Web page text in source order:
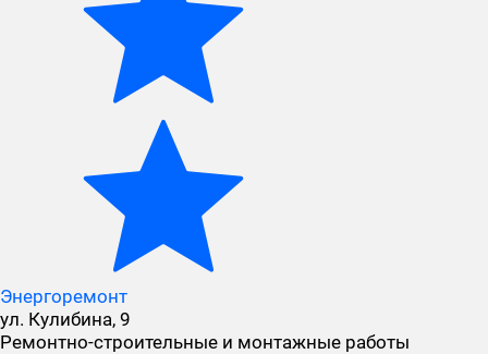
Энергоремонт
ул. Кулибина, 9
Ремонтно-строительные и монтажные работы